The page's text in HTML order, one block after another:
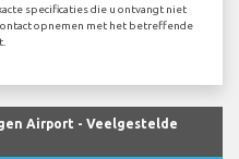
specificaties die u ontvangt niet
opnemen met het betreffende
Airport - Veelgestelde